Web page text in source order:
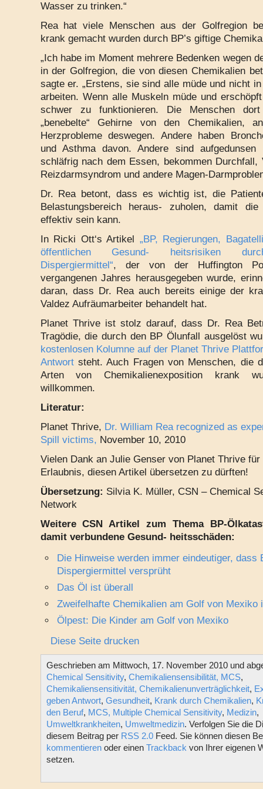
Wasser zu trinken.“
Rea hat viele Menschen aus der Golfregion
krank gemacht wurden durch BP’s giftige
„Ich habe im Moment mehrere Bedenken wegen
in der Golfregion, die von diesen Chemikalien
sagte er. „Erstens, sie sind alle müde und nicht
arbeiten. Wenn alle Muskeln müde und
schwer zu funktionieren. Die Menschen dort
„benebelte“ Gehirne von den Chemikalien,
Herzprobleme deswegen. Andere haben
und Asthma davon. Andere sind aufgedunsen
schläfrig nach dem Essen, bekommen Durchfall,
Reizdarmsyndrom und andere Magen-
Dr. Rea betont, dass es wichtig ist, die
Belastungsbereich heraus- zuholen, damit die
effektiv sein kann.
In Ricki Ott‘s Artikel „BP, Regierungen,
öffentlichen Gesund- heitsrisiken
Dispergiermittel“, der von der Huffington
vergangenen Jahres herausgegeben wurde,
daran, dass Dr. Rea auch bereits einige der
Valdez Aufräumarbeiter behandelt hat.
Planet Thrive ist stolz darauf, dass Dr. Rea
Tragödie, die durch den BP Ölunfall ausgelöst
kostenlosen Kolumne auf der Planet Thrive
Antwortsteht. Auch Fragen von Menschen, die
Arten von Chemikalienexposition krank
willkommen.
Literatur:
Planet Thrive, Dr. William Rea recognized as
Spill victims, November 10, 2010
Vielen Dank an Julie Genser von Planet Thrive für
Erlaubnis, diesen Artikel übersetzen zu dürften!
Übersetzung: Silvia K. Müller, CSN – Chemical
Network
Weitere CSN Artikel zum Thema BP-
damit verbundene Gesund- heitsschäden:
Die Hinweise werden immer eindeutiger, dass
Dispergiermittel versprüht
Das Öl ist überall
Zweifelhafte Chemikalien am Golf von Mexiko
Ölpest: Die Kinder am Golf von Mexiko
Diese Seite drucken
Geschrieben am Mittwoch, 17. November 2010 und
Chemical Sensitivity, Chemikaliensensibilität, MCS,
Chemikaliensensitivität, Chemikalienunverträglichkeit,
geben Antwort, Gesundheit, Krank durch Chemikalien,
den Beruf, MCS, Multiple Chemical Sensitivity, Medizin,
Umweltkrankheiten, Umweltmedizin. Verfolgen Sie die
diesem Beitrag per RSS 2.0Feed. Sie können diesen
kommentierenoder einen Trackback von Ihrer eigenen
setzen.